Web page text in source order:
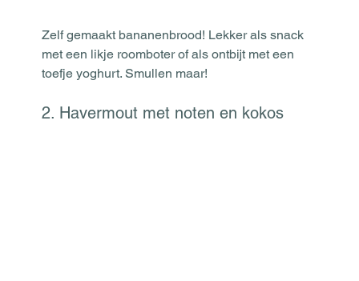
Zelf gemaakt bananenbrood! Lekker als snack
met een likje roomboter of als ontbijt met een
toefje yoghurt. Smullen maar!
2. Havermout met noten en kokos